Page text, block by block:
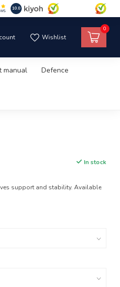
10.0
Wishlist
0
manual Defence
In stock
support and stability. Available